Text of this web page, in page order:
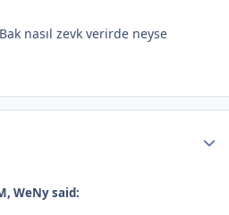
nasıl zevk verirde neyse
WeNy said: